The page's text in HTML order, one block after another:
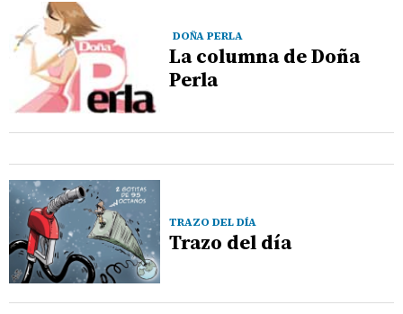
DOÑA PERLA
La columna de Doña
Perla
TRAZO DEL DÍA
Trazo del día